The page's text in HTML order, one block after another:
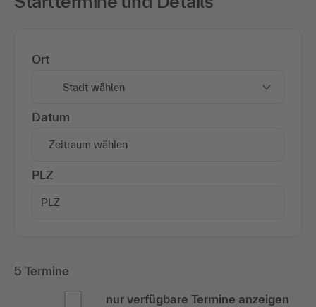
Datum
Zeitraum wählen
Ort
Stadt wählen
PLZ
5 Termine
nur verfügbare Termine anzeigen